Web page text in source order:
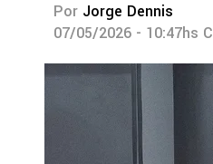
Por Jorge Dennis
07/05/2026 - 10:47hs